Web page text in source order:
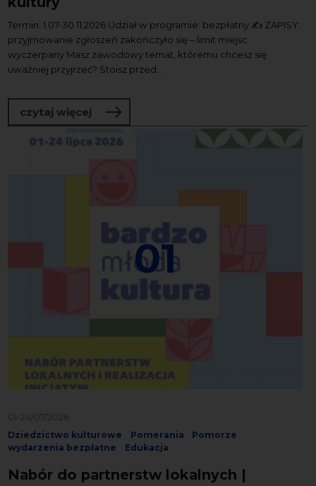
Termin: 1.07-30.11.2026 Udział w programie: bezpłatny ✍️ ZAPISY:
przyjmowanie zgłoszeń zakończyło się – limit miejsc
wyczerpany Masz zawodowy temat, któremu chcesz się
uważniej przyjrzeć? Stoisz przed...
czytaj więcej o Program tutoringowy dla osób
01
01-24/07/2026
Dziedzictwo kulturowe Pomerania
Pomorze
wydarzenia bezpłatne
Edukacja
Nabór do partnerstw lokalnych |